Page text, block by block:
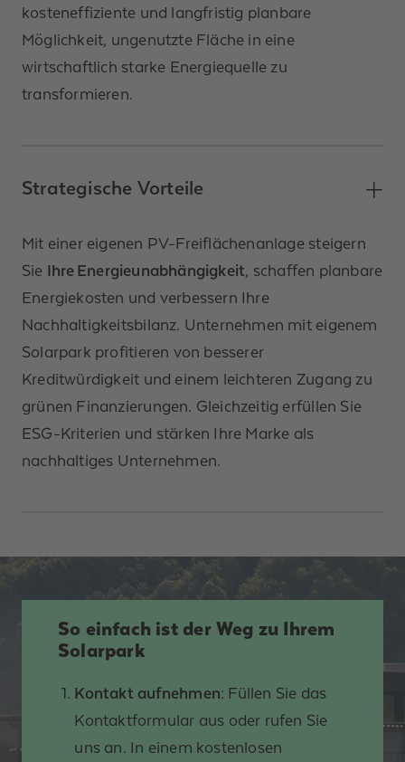
kosteneffiziente und langfristig planbare
Möglichkeit, ungenutzte Fläche in eine
wirtschaftlich starke Energiequelle zu
transformieren.
Strategische Vorteile
Mit einer eigenen PV-Freiflächenanlage steigern
Sie Ihre Energieunabhängigkeit, schaffen planbare
Energiekosten und verbessern Ihre
Nachhaltigkeitsbilanz. Unternehmen mit eigenem
Solarpark profitieren von besserer
Kreditwürdigkeit und einem leichteren Zugang zu
grünen Finanzierungen. Gleichzeitig erfüllen Sie
ESG-Kriterien und stärken Ihre Marke als
nachhaltiges Unternehmen.
So einfach ist der Weg zu Ihrem
Solarpark
Kontakt aufnehmen: Füllen Sie das
Kontaktformular aus oder rufen Sie
uns an. In einem kostenlosen